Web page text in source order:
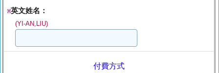
※英文姓名：
(YI-AN,LIU)
付費方式